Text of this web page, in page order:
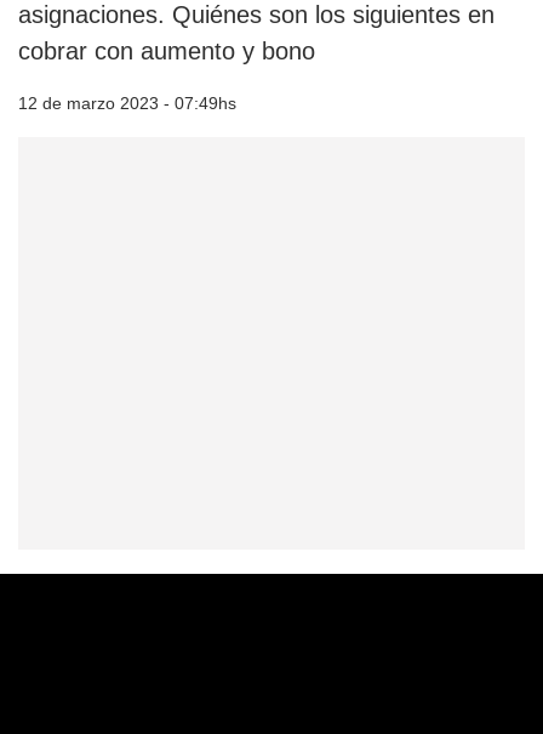
asignaciones. Quiénes son los siguientes en
cobrar con aumento y bono
12 de marzo 2023 - 07:49hs